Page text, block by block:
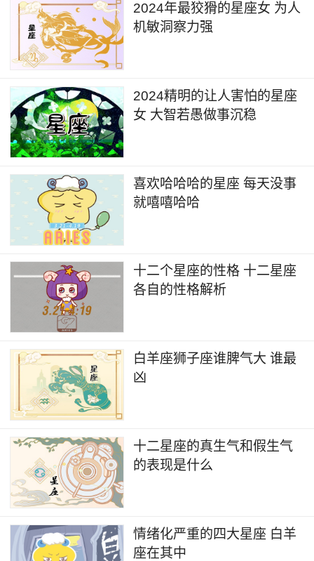
2024年最狡猾的星座女 为人
机敏洞察力强
2024精明的让人害怕的星座
女 大智若愚做事沉稳
喜欢哈哈哈的星座 每天没事
就嘻嘻哈哈
十二个星座的性格 十二星座
各自的性格解析
白羊座狮子座谁脾气大 谁最
凶
十二星座的真生气和假生气
的表现是什么
情绪化严重的四大星座 白羊
座在其中